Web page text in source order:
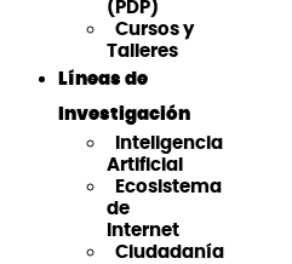
(PDP)
Cursos y
Talleres
Líneas de
Investigación
Inteligencia
Artificial
Ecosistema
de
Internet
Ciudadanía